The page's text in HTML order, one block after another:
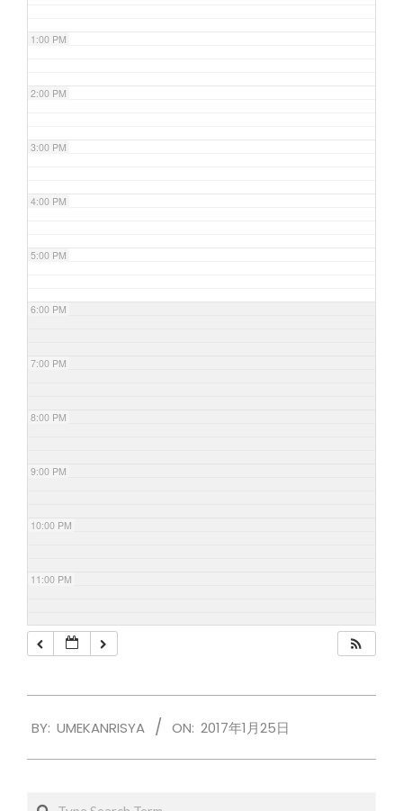
1:00 PM
2:00 PM
3:00 PM
4:00 PM
5:00 PM
6:00 PM
7:00 PM
8:00 PM
9:00 PM
10:00 PM
11:00 PM
01-
BY: UMEKANRISYA ON: 2017年1月25日
Search